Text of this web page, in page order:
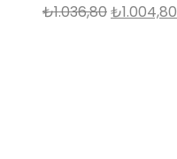
₺1.036,80Orijinal
₺1.004,80